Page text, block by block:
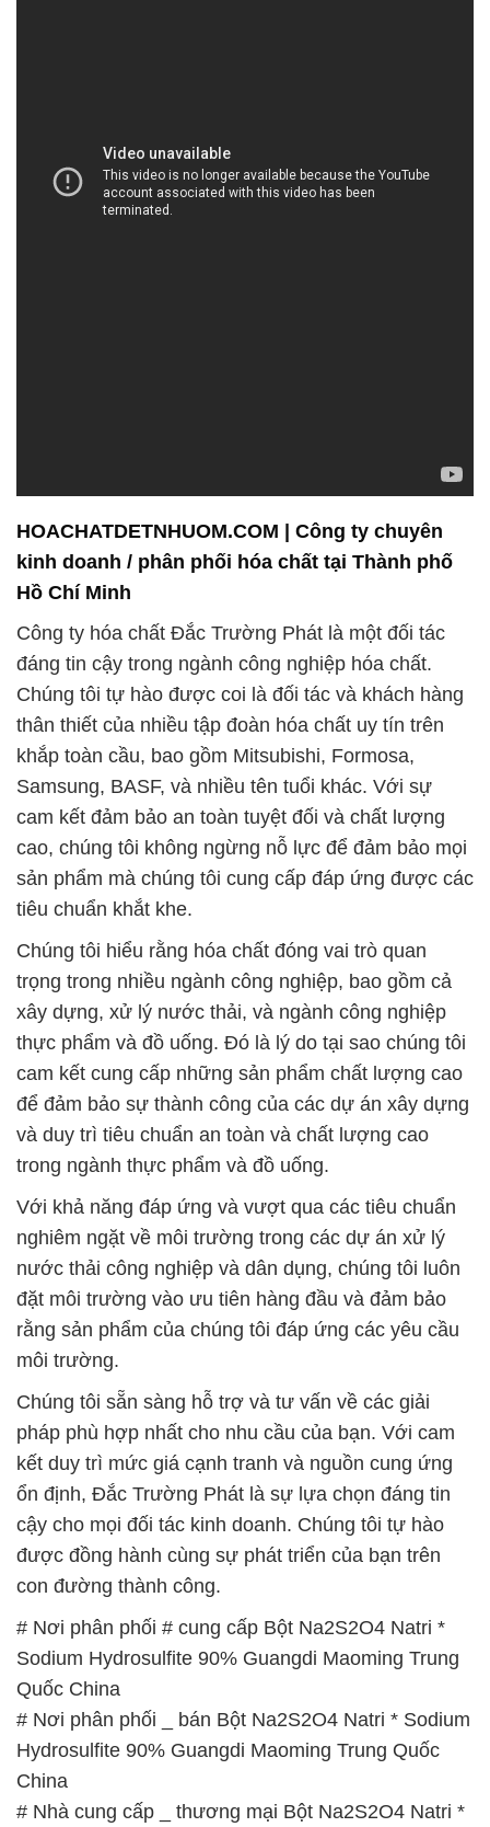
HOACHATDETNHUOM.COM | Công ty chuyên
kinh doanh / phân phối hóa chất tại Thành phố
Hồ Chí Minh
Công ty hóa chất Đắc Trường Phát là một đối tác
đáng tin cậy trong ngành công nghiệp hóa chất.
Chúng tôi tự hào được coi là đối tác và khách hàng
thân thiết của nhiều tập đoàn hóa chất uy tín trên
khắp toàn cầu, bao gồm Mitsubishi, Formosa,
Samsung, BASF, và nhiều tên tuổi khác. Với sự
cam kết đảm bảo an toàn tuyệt đối và chất lượng
cao, chúng tôi không ngừng nỗ lực để đảm bảo mọi
sản phẩm mà chúng tôi cung cấp đáp ứng được các
tiêu chuẩn khắt khe.
Chúng tôi hiểu rằng hóa chất đóng vai trò quan
trọng trong nhiều ngành công nghiệp, bao gồm cả
xây dựng, xử lý nước thải, và ngành công nghiệp
thực phẩm và đồ uống. Đó là lý do tại sao chúng tôi
cam kết cung cấp những sản phẩm chất lượng cao
để đảm bảo sự thành công của các dự án xây dựng
và duy trì tiêu chuẩn an toàn và chất lượng cao
trong ngành thực phẩm và đồ uống.
Với khả năng đáp ứng và vượt qua các tiêu chuẩn
nghiêm ngặt về môi trường trong các dự án xử lý
nước thải công nghiệp và dân dụng, chúng tôi luôn
đặt môi trường vào ưu tiên hàng đầu và đảm bảo
rằng sản phẩm của chúng tôi đáp ứng các yêu cầu
môi trường.
Chúng tôi sẵn sàng hỗ trợ và tư vấn về các giải
pháp phù hợp nhất cho nhu cầu của bạn. Với cam
kết duy trì mức giá cạnh tranh và nguồn cung ứng
ổn định, Đắc Trường Phát là sự lựa chọn đáng tin
cậy cho mọi đối tác kinh doanh. Chúng tôi tự hào
được đồng hành cùng sự phát triển của bạn trên
con đường thành công.
# Nơi phân phối # cung cấp Bột Na2S2O4 Natri *
Sodium Hydrosulfite 90% Guangdi Maoming Trung
Quốc China
# Nơi phân phối _ bán Bột Na2S2O4 Natri * Sodium
Hydrosulfite 90% Guangdi Maoming Trung Quốc
China
# Nhà cung cấp _ thương mại Bột Na2S2O4 Natri *